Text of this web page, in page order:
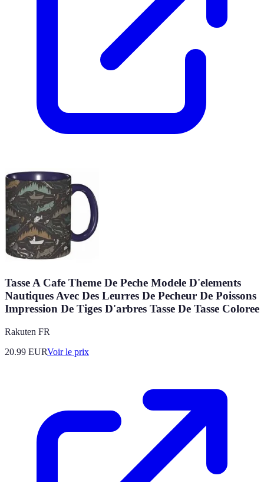
Tasse A Cafe Theme De Peche Modele D'elements
Nautiques Avec Des Leurres De Pecheur De Poissons
Impression De Tiges D'arbres Tasse De Tasse Coloree
Rakuten FR
20.99 EURVoir le prix